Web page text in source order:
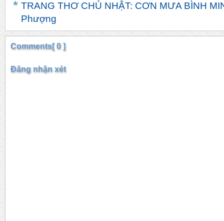
TRANG THƠ CHỦ NHẬT: CƠN MƯA BÌNH
Phượng
Comments[ 0 ]
Đăng nhận xét